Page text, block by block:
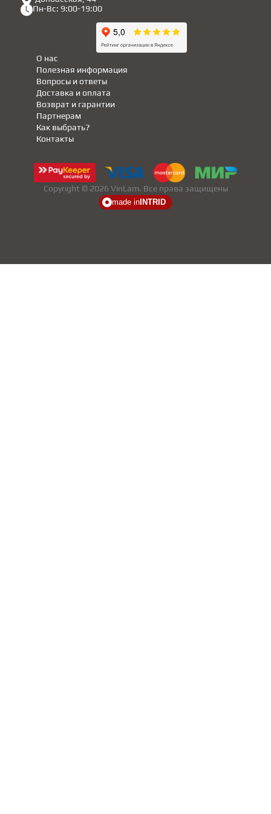
Пн-Вс: 9:00-19:00
Полезная информация
Партнерам
Вопросы и ответы
Доставка и оплата
Возврат и гарантии
Как выбрать?
О нас
Контакты
Copyright © 2026 VinLam. Все права защищены
made in INTRID